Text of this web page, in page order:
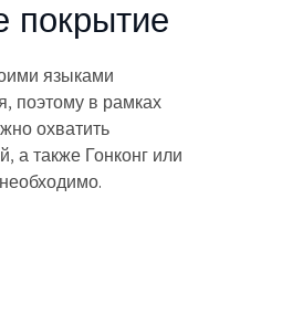
покрытие
языками
поэтому в рамках
охватить
а также Гонконг или